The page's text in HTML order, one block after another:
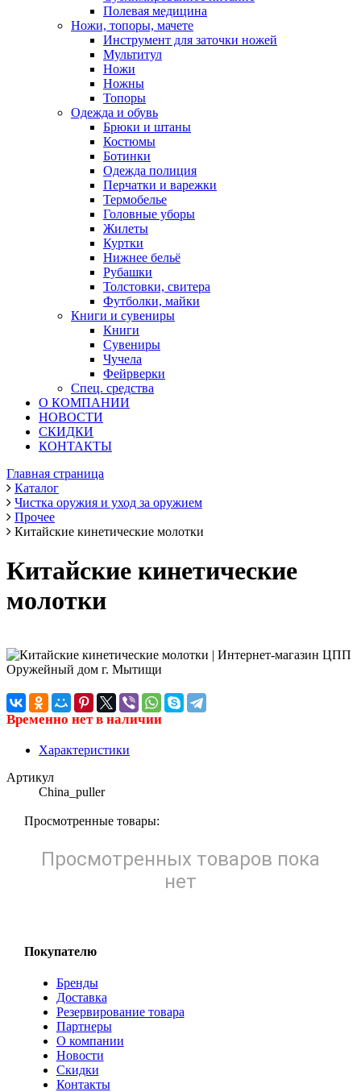
Полевая медицина
Ножи, топоры, мачете
Инструмент для заточки ножей
Мультитул
Ножи
Ножны
Топоры
Одежда и обувь
Брюки и штаны
Костюмы
Ботинки
Одежда полиция
Перчатки и варежки
Термобелье
Головные уборы
Жилеты
Куртки
Нижнее бельё
Рубашки
Толстовки, свитера
Футболки, майки
Книги и сувениры
Книги
Сувениры
Чучела
Фейрверки
Спец. средства
О КОМПАНИИ
НОВОСТИ
СКИДКИ
КОНТАКТЫ
Главная страница
Каталог
Чистка оружия и уход за оружием
Прочее
Китайские кинетические молотки
Китайские кинетические
молотки
Временно нет в наличии
Характеристики
Артикул
China_puller
Просмотренные товары:
Просмотренных товаров пока
нет
Покупателю
Бренды
Доставка
Резервирование товара
Партнеры
О компании
Новости
Скидки
Контакты